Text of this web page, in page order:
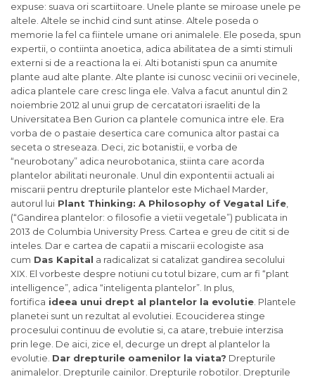
expuse: suava ori scartiitoare. Unele plante se miroase unele pe
altele. Altele se inchid cind sunt atinse. Altele poseda o
memorie la fel ca fiintele umane ori animalele. Ele poseda, spun
expertii, o contiinta anoetica, adica abilitatea de a simti stimuli
externi si de a reactiona la ei. Alti botanisti spun ca anumite
plante aud alte plante. Alte plante isi cunosc vecinii ori vecinele,
adica plantele care cresc linga ele. Valva a facut anuntul din 2
noiembrie 2012 al unui grup de cercatatori israeliti de la
Universitatea Ben Gurion ca plantele comunica intre ele. Era
vorba de o pastaie desertica care comunica altor pastai ca
seceta o streseaza. Deci, zic botanistii, e vorba de
“neurobotany” adica neurobotanica, stiinta care acorda
plantelor abilitati neuronale. Unul din expontentii actuali ai
miscarii pentru drepturile plantelor este Michael Marder,
autorul lui Plant Thinking: A Philosophy of Vegatal Life
(“Gandirea plantelor: o filosofie a vietii vegetale”) publicata in
2013 de Columbia University Press. Cartea e greu de citit si de
inteles. Dar e cartea de capatii a miscarii ecologiste asa
cum Das Kapital a radicalizat si catalizat gandirea secolului
XIX. El vorbeste despre notiuni cu totul bizare, cum ar fi “plant
intelligence”, adica “inteligenta plantelor”. In plus,
fortifica ideea unui drept al plantelor la evolutie . Plantele
planetei sunt un rezultat al evolutiei. Ecouciderea stinge
procesului continuu de evolutie si, ca atare, trebuie interzisa
prin lege. De aici, zice el, decurge un drept al plantelor la
evolutie. Dar drepturile oamenilor la viata? Drepturile
animalelor. Drepturile cainilor. Drepturile robotilor. Drepturile